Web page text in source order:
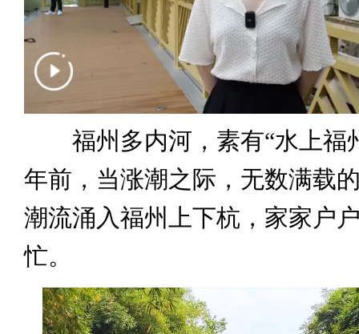
福州多内河，素有“水上福
年前，当涨潮之际，无数满载
潮流涌入福州上下杭，家家户
忙。